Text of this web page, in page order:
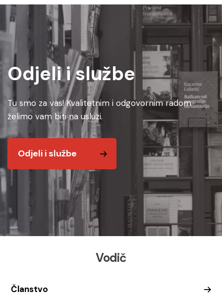
Odjeli i službe
Tu smo za vas! Kvalitetnim i odgovornim radom
želimo vam biti na usluzi.
Odjeli i službe
Vodič
Članstvo